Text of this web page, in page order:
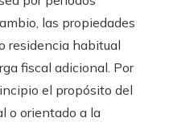
las propiedades
residencia habitual
fiscal adicional. Por
el propósito del
o orientado a la